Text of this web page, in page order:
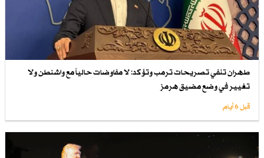
طهران تنفي تصريحات ترمب وتؤكد: لا مفاوضات حالياً مع واشنطن ولا
تغيير في وضع مضيق هرمز
قبل 6 أيام